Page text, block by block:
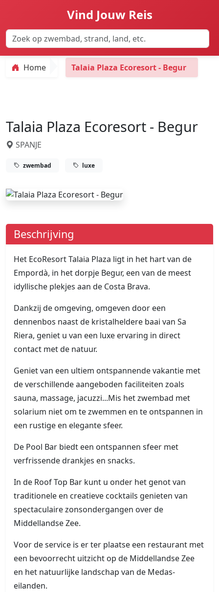
Vind Jouw Reis
Home Talaia Plaza Ecoresort - Begur
Talaia Plaza Ecoresort - Begur
SPANJE
zwembad luxe
Beschrijving
Het EcoResort Talaia Plaza ligt in het hart van de
Empordà, in het dorpje Begur, een van de meest
idyllische plekjes aan de Costa Brava.
Dankzij de omgeving, omgeven door een
dennenbos naast de kristalheldere baai van Sa
Riera, geniet u van een luxe ervaring in direct
contact met de natuur.
Geniet van een ultiem ontspannende vakantie met
de verschillende aangeboden faciliteiten zoals
sauna, massage, jacuzzi...Mis het zwembad met
solarium niet om te zwemmen en te ontspannen in
een rustige en elegante sfeer.
De Pool Bar biedt een ontspannen sfeer met
verfrissende drankjes en snacks.
In de Roof Top Bar kunt u onder het genot van
traditionele en creatieve cocktails genieten van
spectaculaire zonsondergangen over de
Middellandse Zee.
Voor de service is er ter plaatse een restaurant met
een bevoorrecht uitzicht op de Middellandse Zee
en het natuurlijke landschap van de Medas-
eilanden.